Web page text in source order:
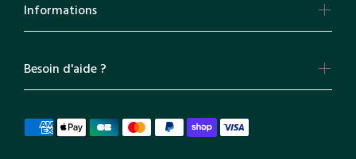
Informations
Besoin d'aide ?